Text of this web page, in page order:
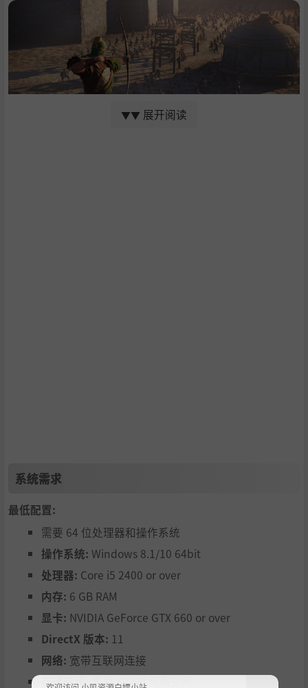
的「触发攻击」等3种攻击方式为中心所构成，玩家能体验
此外，本作也采用因应地形与环境产生不同行动的「应变动
▼▼ 展开阅读
系统需求
最低配置:
需要 64 位处理器和操作系统
操作系统: Windows 8.1/10 64bit
处理器: Core i5 2400 or over
内存: 6 GB RAM
显卡: NVIDIA GeForce GTX 660 or over
DirectX 版本: 11
网络: 宽带互联网连接
存储空间: 需要 50 GB 可用空间